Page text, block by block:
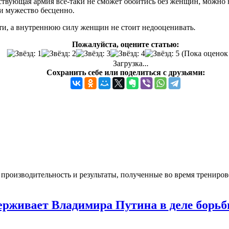
мужество бесценно.
а внутреннюю силу женщин не стоит недооценивать.
Пожалуйста, оцените статью:
(Пока оценок
Загрузка...
Сохранить себе или поделиться с друзьями:
и результаты, полученные во время
Владимира Путина в деле